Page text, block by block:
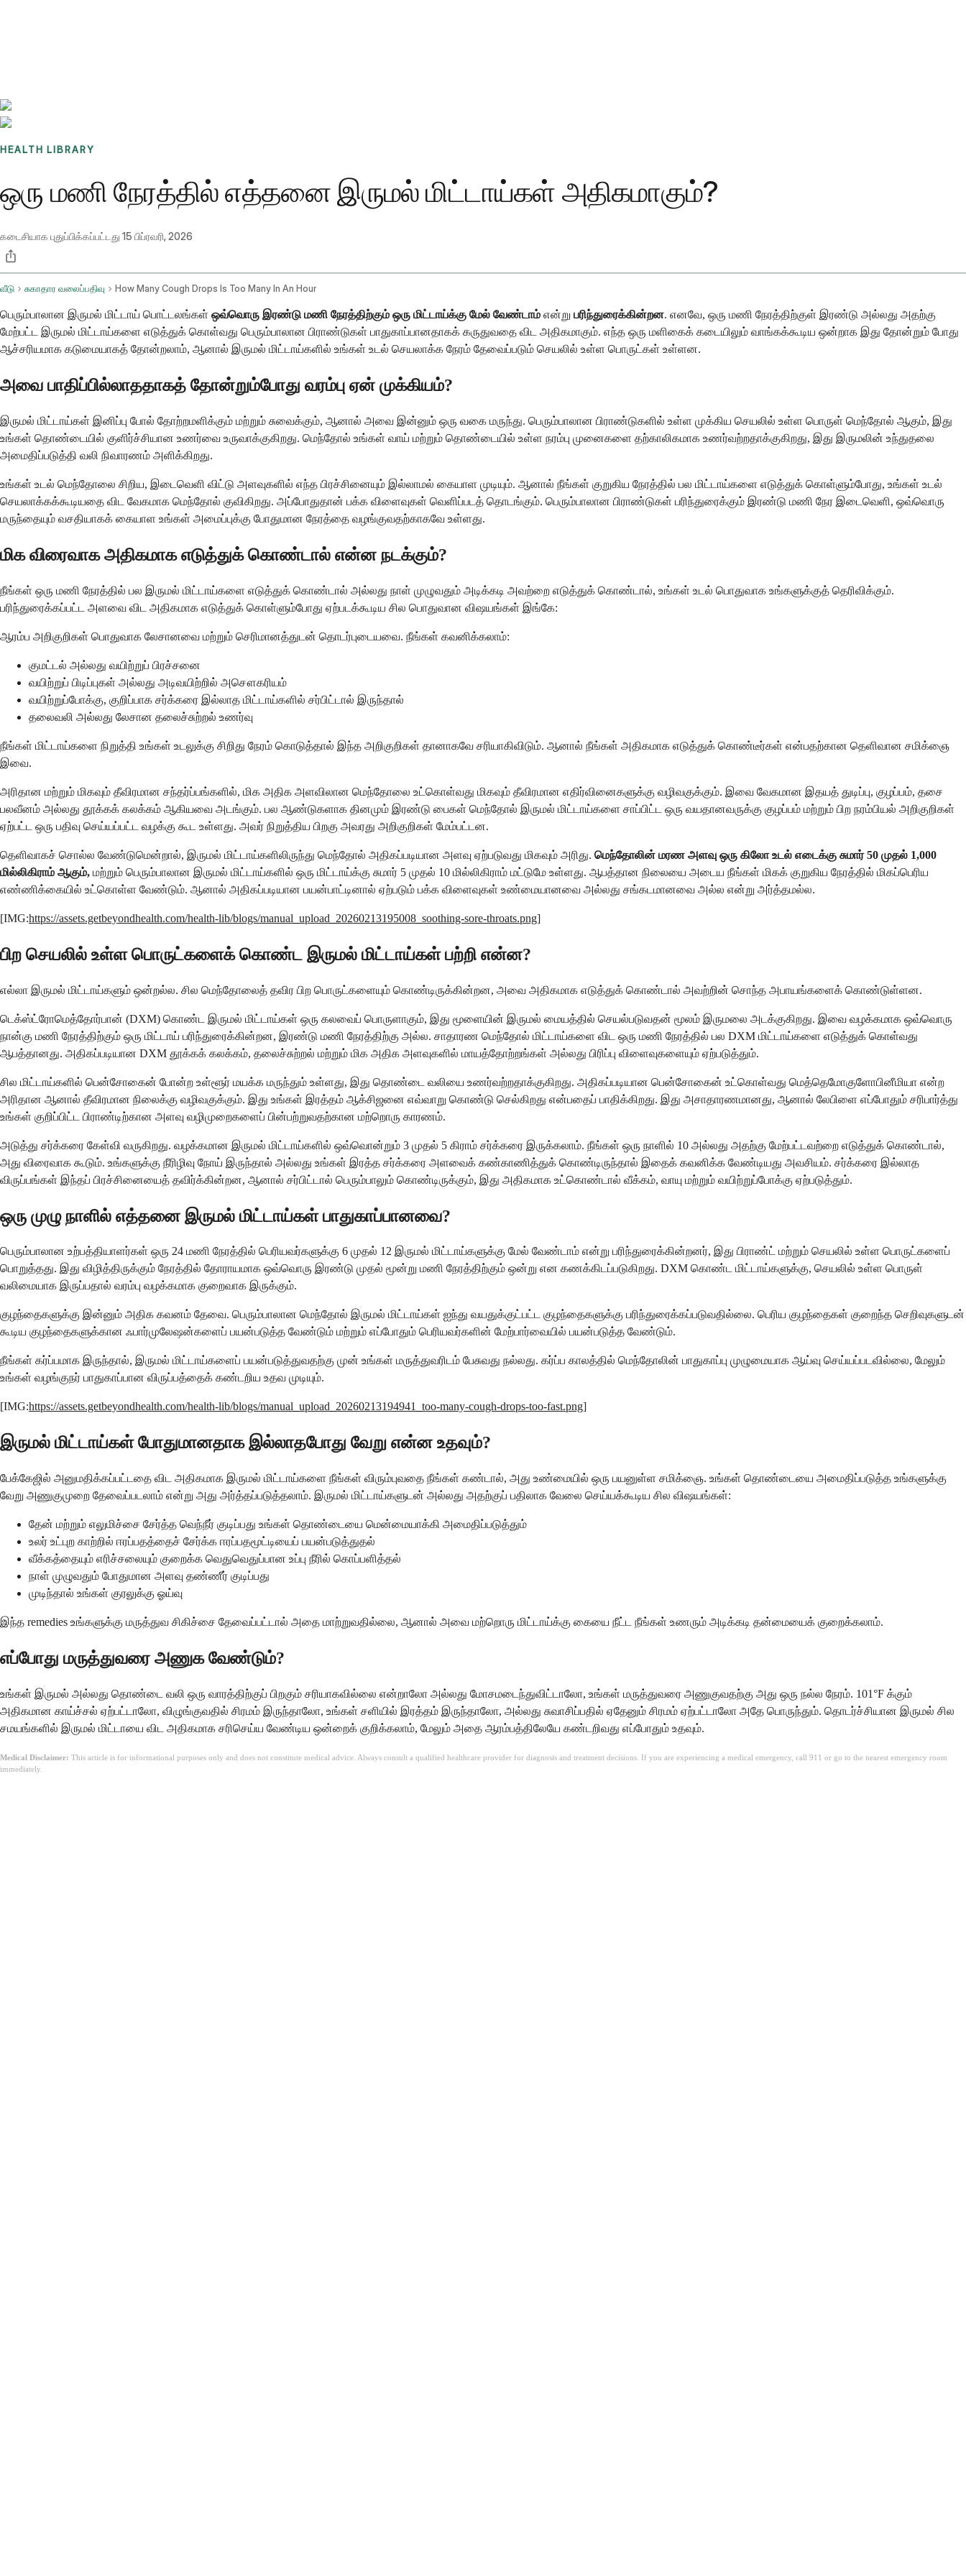
HEALTH LIBRARY
ஒரு மணி நேரத்தில் எத்தனை இருமல் மிட்டாய்கள் அதிகமாகும்?
கடைசியாக புதுப்பிக்கப்பட்டது 15 பிப்ரவரி, 2026
வீடு சுகாதார வலைப்பதிவு How Many Cough Drops Is Too Many In An Hour
பெரும்பாலான இருமல் மிட்டாய் பொட்டலங்கள் ஒவ்வொரு இரண்டு மணி நேரத்திற்கும் ஒரு மிட்டாய்க்கு மேல் வேண்டாம் என்று பரிந்துரைக்கின்றன. எனவே, ஒரு மணி நேரத்திற்குள் இரண்டு அல்லது அதற்கு
மேற்பட்ட இருமல் மிட்டாய்களை எடுத்துக் கொள்வது பெரும்பாலான பிராண்டுகள் பாதுகாப்பானதாகக் கருதுவதை விட அதிகமாகும். எந்த ஒரு மளிகைக் கடையிலும் வாங்கக்கூடிய ஒன்றாக இது தோன்றும் போது
ஆச்சரியமாக கடுமையாகத் தோன்றலாம், ஆனால் இருமல் மிட்டாய்களில் உங்கள் உடல் செயலாக்க நேரம் தேவைப்படும் செயலில் உள்ள பொருட்கள் உள்ளன.
அவை பாதிப்பில்லாததாகத் தோன்றும்போது வரம்பு ஏன் முக்கியம்?
இருமல் மிட்டாய்கள் இனிப்பு போல் தோற்றமளிக்கும் மற்றும் சுவைக்கும், ஆனால் அவை இன்னும் ஒரு வகை மருந்து. பெரும்பாலான பிராண்டுகளில் உள்ள முக்கிய செயலில் உள்ள பொருள் மெந்தோல் ஆகும், இது
உங்கள் தொண்டையில் குளிர்ச்சியான உணர்வை உருவாக்குகிறது. மெந்தோல் உங்கள் வாய் மற்றும் தொண்டையில் உள்ள நரம்பு முனைகளை தற்காலிகமாக உணர்வற்றதாக்குகிறது, இது இருமலின் உந்துதலை
அமைதிப்படுத்தி வலி நிவாரணம் அளிக்கிறது.
உங்கள் உடல் மெந்தோலை சிறிய, இடைவெளி விட்டு அளவுகளில் எந்த பிரச்சினையும் இல்லாமல் கையாள முடியும். ஆனால் நீங்கள் குறுகிய நேரத்தில் பல மிட்டாய்களை எடுத்துக் கொள்ளும்போது, உங்கள் உடல்
செயலாக்கக்கூடியதை விட வேகமாக மெந்தோல் குவிகிறது. அப்போதுதான் பக்க விளைவுகள் வெளிப்படத் தொடங்கும். பெரும்பாலான பிராண்டுகள் பரிந்துரைக்கும் இரண்டு மணி நேர இடைவெளி, ஒவ்வொரு
மருந்தையும் வசதியாகக் கையாள உங்கள் அமைப்புக்கு போதுமான நேரத்தை வழங்குவதற்காகவே உள்ளது.
மிக விரைவாக அதிகமாக எடுத்துக் கொண்டால் என்ன நடக்கும்?
நீங்கள் ஒரு மணி நேரத்தில் பல இருமல் மிட்டாய்களை எடுத்துக் கொண்டால் அல்லது நாள் முழுவதும் அடிக்கடி அவற்றை எடுத்துக் கொண்டால், உங்கள் உடல் பொதுவாக உங்களுக்குத் தெரிவிக்கும்.
பரிந்துரைக்கப்பட்ட அளவை விட அதிகமாக எடுத்துக் கொள்ளும்போது ஏற்படக்கூடிய சில பொதுவான விஷயங்கள் இங்கே:
ஆரம்ப அறிகுறிகள் பொதுவாக லேசானவை மற்றும் செரிமானத்துடன் தொடர்புடையவை. நீங்கள் கவனிக்கலாம்:
குமட்டல் அல்லது வயிற்றுப் பிரச்சனை
வயிற்றுப் பிடிப்புகள் அல்லது அடிவயிற்றில் அசௌகரியம்
வயிற்றுப்போக்கு, குறிப்பாக சர்க்கரை இல்லாத மிட்டாய்களில் சர்பிட்டால் இருந்தால்
தலைவலி அல்லது லேசான தலைச்சுற்றல் உணர்வு
நீங்கள் மிட்டாய்களை நிறுத்தி உங்கள் உடலுக்கு சிறிது நேரம் கொடுத்தால் இந்த அறிகுறிகள் தானாகவே சரியாகிவிடும். ஆனால் நீங்கள் அதிகமாக எடுத்துக் கொண்டீர்கள் என்பதற்கான தெளிவான சமிக்ஞை
இவை.
அரிதான மற்றும் மிகவும் தீவிரமான சந்தர்ப்பங்களில், மிக அதிக அளவிலான மெந்தோலை உட்கொள்வது மிகவும் தீவிரமான எதிர்வினைகளுக்கு வழிவகுக்கும். இவை வேகமான இதயத் துடிப்பு, குழப்பம், தசை
பலவீனம் அல்லது தூக்கக் கலக்கம் ஆகியவை அடங்கும். பல ஆண்டுகளாக தினமும் இரண்டு பைகள் மெந்தோல் இருமல் மிட்டாய்களை சாப்பிட்ட ஒரு வயதானவருக்கு குழப்பம் மற்றும் பிற நரம்பியல் அறிகுறிகள்
ஏற்பட்ட ஒரு பதிவு செய்யப்பட்ட வழக்கு கூட உள்ளது. அவர் நிறுத்திய பிறகு அவரது அறிகுறிகள் மேம்பட்டன.
தெளிவாகச் சொல்ல வேண்டுமென்றால், இருமல் மிட்டாய்களிலிருந்து மெந்தோல் அதிகப்படியான அளவு ஏற்படுவது மிகவும் அரிது. மெந்தோலின் மரண அளவு ஒரு கிலோ உடல் எடைக்கு சுமார் 50 முதல் 1,000
மில்லிகிராம் ஆகும், மற்றும் பெரும்பாலான இருமல் மிட்டாய்களில் ஒரு மிட்டாய்க்கு சுமார் 5 முதல் 10 மில்லிகிராம் மட்டுமே உள்ளது. ஆபத்தான நிலையை அடைய நீங்கள் மிகக் குறுகிய நேரத்தில் மிகப்பெரிய
எண்ணிக்கையில் உட்கொள்ள வேண்டும். ஆனால் அதிகப்படியான பயன்பாட்டினால் ஏற்படும் பக்க விளைவுகள் உண்மையானவை அல்லது சங்கடமானவை அல்ல என்று அர்த்தமல்ல.
[IMG:https://assets.getbeyondhealth.com/health-lib/blogs/manual_upload_20260213195008_soothing-sore-throats.png]
பிற செயலில் உள்ள பொருட்களைக் கொண்ட இருமல் மிட்டாய்கள் பற்றி என்ன?
எல்லா இருமல் மிட்டாய்களும் ஒன்றல்ல. சில மெந்தோலைத் தவிர பிற பொருட்களையும் கொண்டிருக்கின்றன, அவை அதிகமாக எடுத்துக் கொண்டால் அவற்றின் சொந்த அபாயங்களைக் கொண்டுள்ளன.
டெக்ஸ்ட்ரோமெத்தோர்பான் (DXM) கொண்ட இருமல் மிட்டாய்கள் ஒரு கலவைப் பொருளாகும், இது மூளையின் இருமல் மையத்தில் செயல்படுவதன் மூலம் இருமலை அடக்குகிறது. இவை வழக்கமாக ஒவ்வொரு
நான்கு மணி நேரத்திற்கும் ஒரு மிட்டாய் பரிந்துரைக்கின்றன, இரண்டு மணி நேரத்திற்கு அல்ல. சாதாரண மெந்தோல் மிட்டாய்களை விட ஒரு மணி நேரத்தில் பல DXM மிட்டாய்களை எடுத்துக் கொள்வது
ஆபத்தானது. அதிகப்படியான DXM தூக்கக் கலக்கம், தலைச்சுற்றல் மற்றும் மிக அதிக அளவுகளில் மாயத்தோற்றங்கள் அல்லது பிரிப்பு விளைவுகளையும் ஏற்படுத்தும்.
சில மிட்டாய்களில் பென்சோகைன் போன்ற உள்ளூர் மயக்க மருந்தும் உள்ளது, இது தொண்டை வலியை உணர்வற்றதாக்குகிறது. அதிகப்படியான பென்சோகைன் உட்கொள்வது மெத்தெமோகுளோபினீமியா என்ற
அரிதான ஆனால் தீவிரமான நிலைக்கு வழிவகுக்கும். இது உங்கள் இரத்தம் ஆக்சிஜனை எவ்வாறு கொண்டு செல்கிறது என்பதைப் பாதிக்கிறது. இது அசாதாரணமானது, ஆனால் லேபிளை எப்போதும் சரிபார்த்து
உங்கள் குறிப்பிட்ட பிராண்டிற்கான அளவு வழிமுறைகளைப் பின்பற்றுவதற்கான மற்றொரு காரணம்.
அடுத்து சர்க்கரை கேள்வி வருகிறது. வழக்கமான இருமல் மிட்டாய்களில் ஒவ்வொன்றும் 3 முதல் 5 கிராம் சர்க்கரை இருக்கலாம். நீங்கள் ஒரு நாளில் 10 அல்லது அதற்கு மேற்பட்டவற்றை எடுத்துக் கொண்டால்,
அது விரைவாக கூடும். உங்களுக்கு நீரிழிவு நோய் இருந்தால் அல்லது உங்கள் இரத்த சர்க்கரை அளவைக் கண்காணித்துக் கொண்டிருந்தால் இதைக் கவனிக்க வேண்டியது அவசியம். சர்க்கரை இல்லாத
விருப்பங்கள் இந்தப் பிரச்சினையைத் தவிர்க்கின்றன, ஆனால் சர்பிட்டால் பெரும்பாலும் கொண்டிருக்கும், இது அதிகமாக உட்கொண்டால் வீக்கம், வாயு மற்றும் வயிற்றுப்போக்கு ஏற்படுத்தும்.
ஒரு முழு நாளில் எத்தனை இருமல் மிட்டாய்கள் பாதுகாப்பானவை?
பெரும்பாலான உற்பத்தியாளர்கள் ஒரு 24 மணி நேரத்தில் பெரியவர்களுக்கு 6 முதல் 12 இருமல் மிட்டாய்களுக்கு மேல் வேண்டாம் என்று பரிந்துரைக்கின்றனர், இது பிராண்ட் மற்றும் செயலில் உள்ள பொருட்களைப்
பொறுத்தது. இது விழித்திருக்கும் நேரத்தில் தோராயமாக ஒவ்வொரு இரண்டு முதல் மூன்று மணி நேரத்திற்கும் ஒன்று என கணக்கிடப்படுகிறது. DXM கொண்ட மிட்டாய்களுக்கு, செயலில் உள்ள பொருள்
வலிமையாக இருப்பதால் வரம்பு வழக்கமாக குறைவாக இருக்கும்.
குழந்தைகளுக்கு இன்னும் அதிக கவனம் தேவை. பெரும்பாலான மெந்தோல் இருமல் மிட்டாய்கள் ஐந்து வயதுக்குட்பட்ட குழந்தைகளுக்கு பரிந்துரைக்கப்படுவதில்லை. பெரிய குழந்தைகள் குறைந்த செறிவுகளுடன்
கூடிய குழந்தைகளுக்கான ஃபார்முலேஷன்களைப் பயன்படுத்த வேண்டும் மற்றும் எப்போதும் பெரியவர்களின் மேற்பார்வையில் பயன்படுத்த வேண்டும்.
நீங்கள் கர்ப்பமாக இருந்தால், இருமல் மிட்டாய்களைப் பயன்படுத்துவதற்கு முன் உங்கள் மருத்துவரிடம் பேசுவது நல்லது. கர்ப்ப காலத்தில் மெந்தோலின் பாதுகாப்பு முழுமையாக ஆய்வு செய்யப்படவில்லை, மேலும்
உங்கள் வழங்குநர் பாதுகாப்பான விருப்பத்தைக் கண்டறிய உதவ முடியும்.
[IMG:https://assets.getbeyondhealth.com/health-lib/blogs/manual_upload_20260213194941_too-many-cough-drops-too-fast.png]
இருமல் மிட்டாய்கள் போதுமானதாக இல்லாதபோது வேறு என்ன உதவும்?
பேக்கேஜில் அனுமதிக்கப்பட்டதை விட அதிகமாக இருமல் மிட்டாய்களை நீங்கள் விரும்புவதை நீங்கள் கண்டால், அது உண்மையில் ஒரு பயனுள்ள சமிக்ஞை. உங்கள் தொண்டையை அமைதிப்படுத்த உங்களுக்கு
வேறு அணுகுமுறை தேவைப்படலாம் என்று அது அர்த்தப்படுத்தலாம். இருமல் மிட்டாய்களுடன் அல்லது அதற்குப் பதிலாக வேலை செய்யக்கூடிய சில விஷயங்கள்:
தேன் மற்றும் எலுமிச்சை சேர்த்த வெந்நீர் குடிப்பது உங்கள் தொண்டையை மென்மையாக்கி அமைதிப்படுத்தும்
உலர் உட்புற காற்றில் ஈரப்பதத்தைச் சேர்க்க ஈரப்பதமூட்டியைப் பயன்படுத்துதல்
வீக்கத்தையும் எரிச்சலையும் குறைக்க வெதுவெதுப்பான உப்பு நீரில் கொப்பளித்தல்
நாள் முழுவதும் போதுமான அளவு தண்ணீர் குடிப்பது
முடிந்தால் உங்கள் குரலுக்கு ஓய்வு
இந்த remedies உங்களுக்கு மருத்துவ சிகிச்சை தேவைப்பட்டால் அதை மாற்றுவதில்லை, ஆனால் அவை மற்றொரு மிட்டாய்க்கு கையை நீட்ட நீங்கள் உணரும் அடிக்கடி தன்மையைக் குறைக்கலாம்.
எப்போது மருத்துவரை அணுக வேண்டும்?
உங்கள் இருமல் அல்லது தொண்டை வலி ஒரு வாரத்திற்குப் பிறகும் சரியாகவில்லை என்றாலோ அல்லது மோசமடைந்துவிட்டாலோ, உங்கள் மருத்துவரை அணுகுவதற்கு அது ஒரு நல்ல நேரம். 101°F க்கும்
அதிகமான காய்ச்சல் ஏற்பட்டாலோ, விழுங்குவதில் சிரமம் இருந்தாலோ, உங்கள் சளியில் இரத்தம் இருந்தாலோ, அல்லது சுவாசிப்பதில் ஏதேனும் சிரமம் ஏற்பட்டாலோ அதே பொருந்தும். தொடர்ச்சியான இருமல் சில
சமயங்களில் இருமல் மிட்டாயை விட அதிகமாக சரிசெய்ய வேண்டிய ஒன்றைக் குறிக்கலாம், மேலும் அதை ஆரம்பத்திலேயே கண்டறிவது எப்போதும் உதவும்.
Medical Disclaimer: This article is for informational purposes only and does not constitute medical advice. Always consult a qualified healthcare provider for diagnosis and treatment decisions. If you are experiencing a medical emergency, call 911 or go to the nearest emergency room
immediately.